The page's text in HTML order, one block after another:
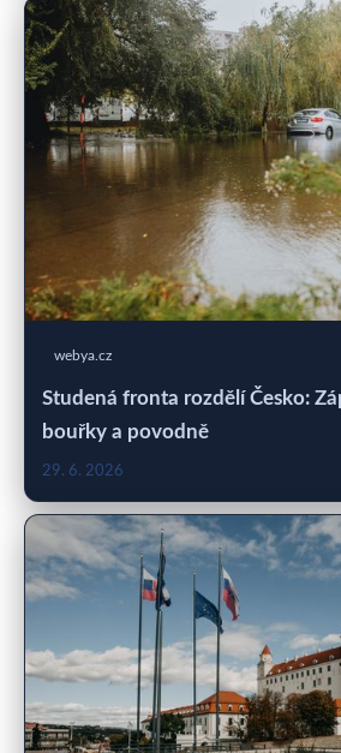
webya.cz
Studená fronta rozdělí Česko:
bouřky a povodně
29. 6. 2026